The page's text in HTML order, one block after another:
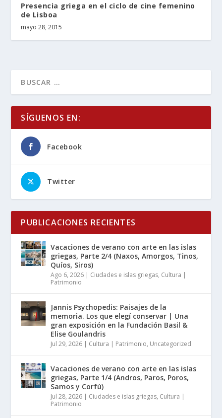
Presencia griega en el ciclo de cine femenino
de Lisboa
mayo 28, 2015
SÍGUENOS EN:
Facebook
Twitter
PUBLICACIONES RECIENTES
Vacaciones de verano con arte en las islas
griegas, Parte 2/4 (Naxos, Amorgos, Tinos,
Quíos, Siros)
Ago 6, 2026 | Ciudades e islas griegas, Cultura |
Patrimonio
Jannis Psychopedis: Paisajes de la
memoria. Los que elegí conservar | Una
gran exposición en la Fundación Basil &
Elise Goulandris
Jul 29, 2026 | Cultura | Patrimonio, Uncategorized
Vacaciones de verano con arte en las islas
griegas, Parte 1/4 (Andros, Paros, Poros,
Samos y Corfú)
Jul 28, 2026 | Ciudades e islas griegas, Cultura |
Patrimonio